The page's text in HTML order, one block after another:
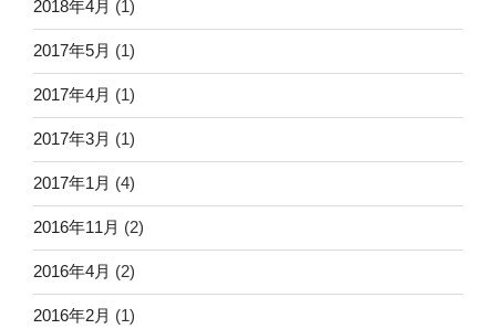
2018年4月 (1)
2017年5月 (1)
2017年4月 (1)
2017年3月 (1)
2017年1月 (4)
2016年11月 (2)
2016年4月 (2)
2016年2月 (1)